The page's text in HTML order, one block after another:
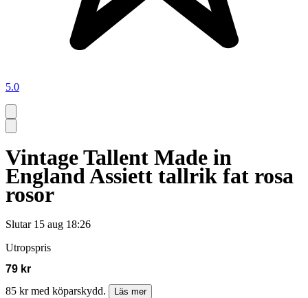
5.0
Vintage Tallent Made in
England Assiett tallrik fat rosa
rosor
Slutar 15 aug 18:26
Utropspris
79 kr
85 kr med köparskydd.
Läs mer